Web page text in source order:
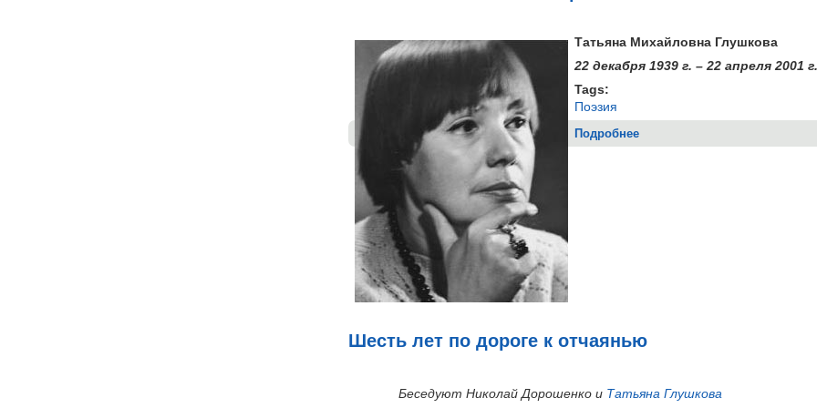
Татьяна Михайловна Глушкова
22 декабря 1939 г. – 22 апреля 2001 г.
Tags:
Поэзия
Подробнее
Шесть лет по дороге к отчаянью
Беседуют Николай Дорошенко и Татьяна Глушкова